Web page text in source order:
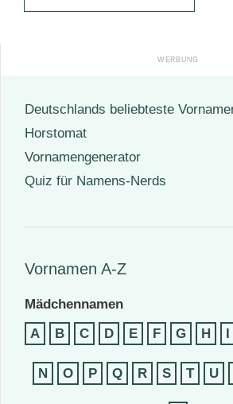
Deutschlands beliebteste
Horstomat
Vornamengenerator
Quiz für Namens-Nerds
Vornamen A-Z
Mädchennamen
A
B C D E F G H I
N O P Q R S T U